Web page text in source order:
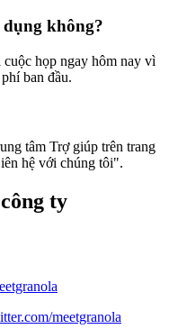
không?
họp ngay hôm nay vì
ban đầu.
tâm Trợ giúp trên trang
hệ với chúng tôi".
ty
meetgranola